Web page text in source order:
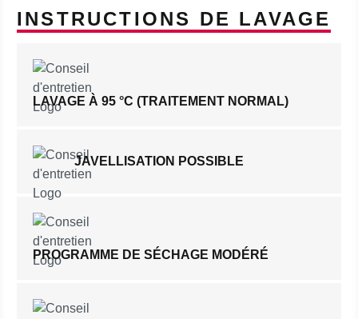
INSTRUCTIONS DE LAVAGE
LAVAGE À 95 °C (TRAITEMENT NORMAL)
JAVELLISATION POSSIBLE
PROGRAMME DE SÉCHAGE MODÉRÉ